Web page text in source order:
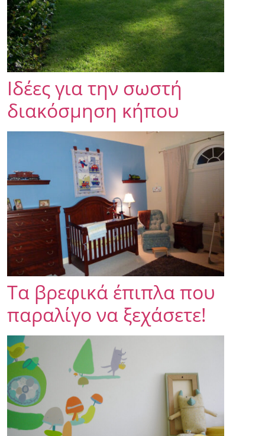
Ιδέες για την σωστή
διακόσμηση κήπου
Τα βρεφικά έπιπλα που
παραλίγο να ξεχάσετε!